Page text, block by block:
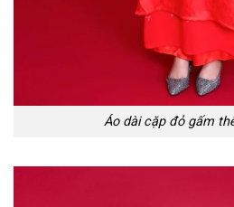
Áo dài cặp đỏ gấm